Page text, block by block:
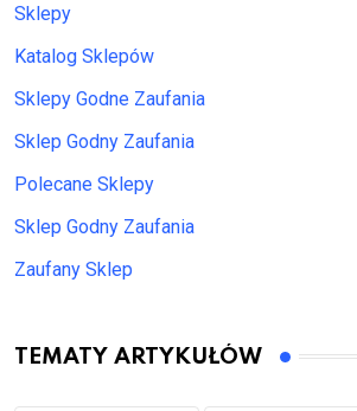
Sklepy
Katalog Sklepów
Sklepy Godne Zaufania
Sklep Godny Zaufania
Polecane Sklepy
Sklep Godny Zaufania
Zaufany Sklep
TEMATY ARTYKUŁÓW